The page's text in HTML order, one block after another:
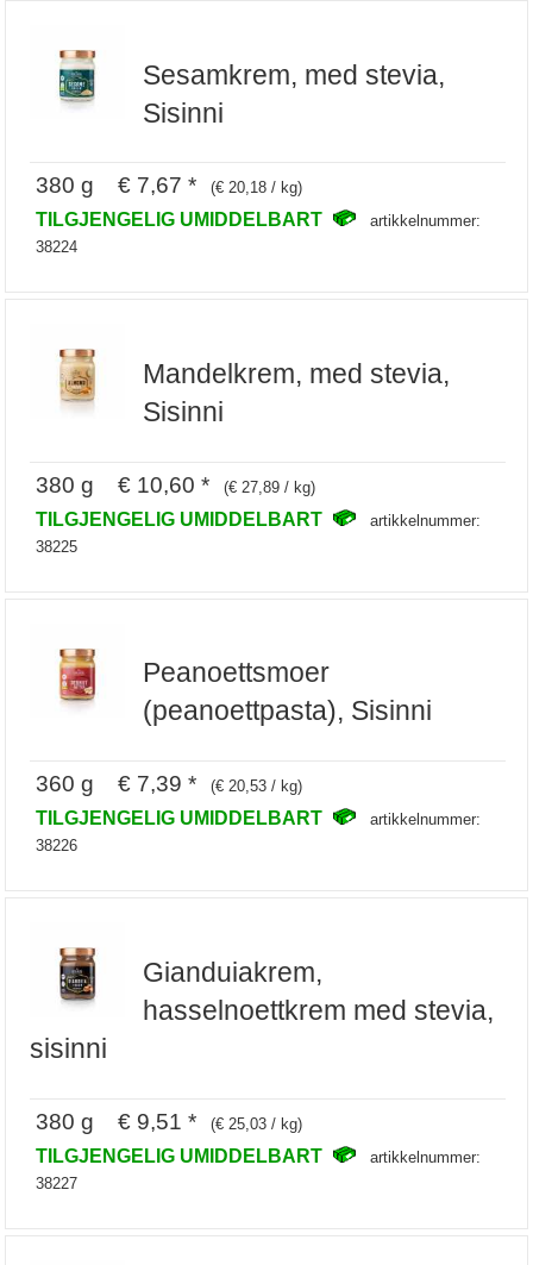
Sesamkrem, med stevia,
Sisinni
380 g € 7,67 * (€ 20,18 / kg)
TILGJENGELIG UMIDDELBART
artikkelnummer:
38224
Mandelkrem, med stevia,
Sisinni
380 g € 10,60 * (€ 27,89 / kg)
TILGJENGELIG UMIDDELBART
artikkelnummer:
38225
Peanoettsmoer
(peanoettpasta), Sisinni
360 g € 7,39 * (€ 20,53 / kg)
TILGJENGELIG UMIDDELBART
artikkelnummer:
38226
Gianduiakrem,
hasselnoettkrem med stevia,
sisinni
380 g € 9,51 * (€ 25,03 / kg)
TILGJENGELIG UMIDDELBART
artikkelnummer:
38227